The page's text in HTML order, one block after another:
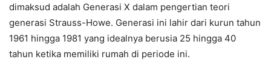
dimaksud adalah Generasi X dalam pengertian teori
generasi Strauss-Howe. Generasi ini lahir dari kurun tahun
1961 hingga 1981 yang idealnya berusia 25 hingga 40
tahun ketika memiliki rumah di periode ini.